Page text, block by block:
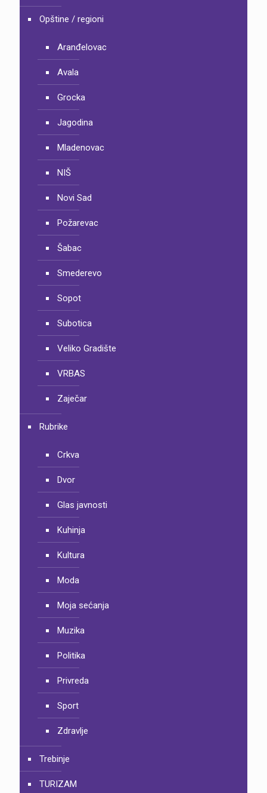
Opštine / regioni
Aranđelovac
Avala
Grocka
Jagodina
Mladenovac
NIŠ
Novi Sad
Požarevac
Šabac
Smederevo
Sopot
Subotica
Veliko Gradište
VRBAS
Zaječar
Rubrike
Crkva
Dvor
Glas javnosti
Kuhinja
Kultura
Moda
Moja sećanja
Muzika
Politika
Privreda
Sport
Zdravlje
Trebinje
TURIZAM